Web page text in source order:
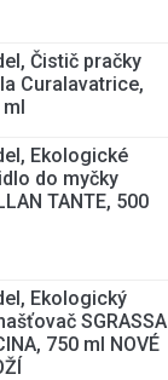
Čistič pračky
Curalavatrice,
ml
Ekologické
do myčky
TANTE, 500
Ekologický
SGRASSA
750 ml NOVÉ